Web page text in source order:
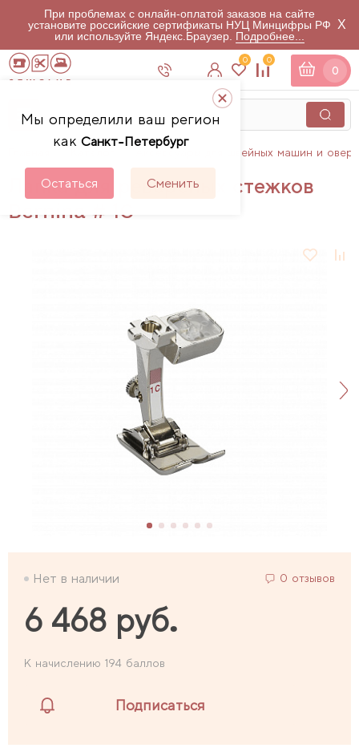
При проблемах с онлайн-оплатой заказов на сайте
установите российские сертификаты НУЦ Минцифры РФ
или используйте Яндекс.Браузер. Подробнее...
X
Мы определили ваш регион
как Санкт-Петербург
Остаться Сменить
0 0
0
Аксессуары для швейных машин и
Лапка для реверсных стежков
Bernina # 1C
Нет в наличии 0 отзывов
6 468 руб.
К начислению 194 баллов
Подписаться